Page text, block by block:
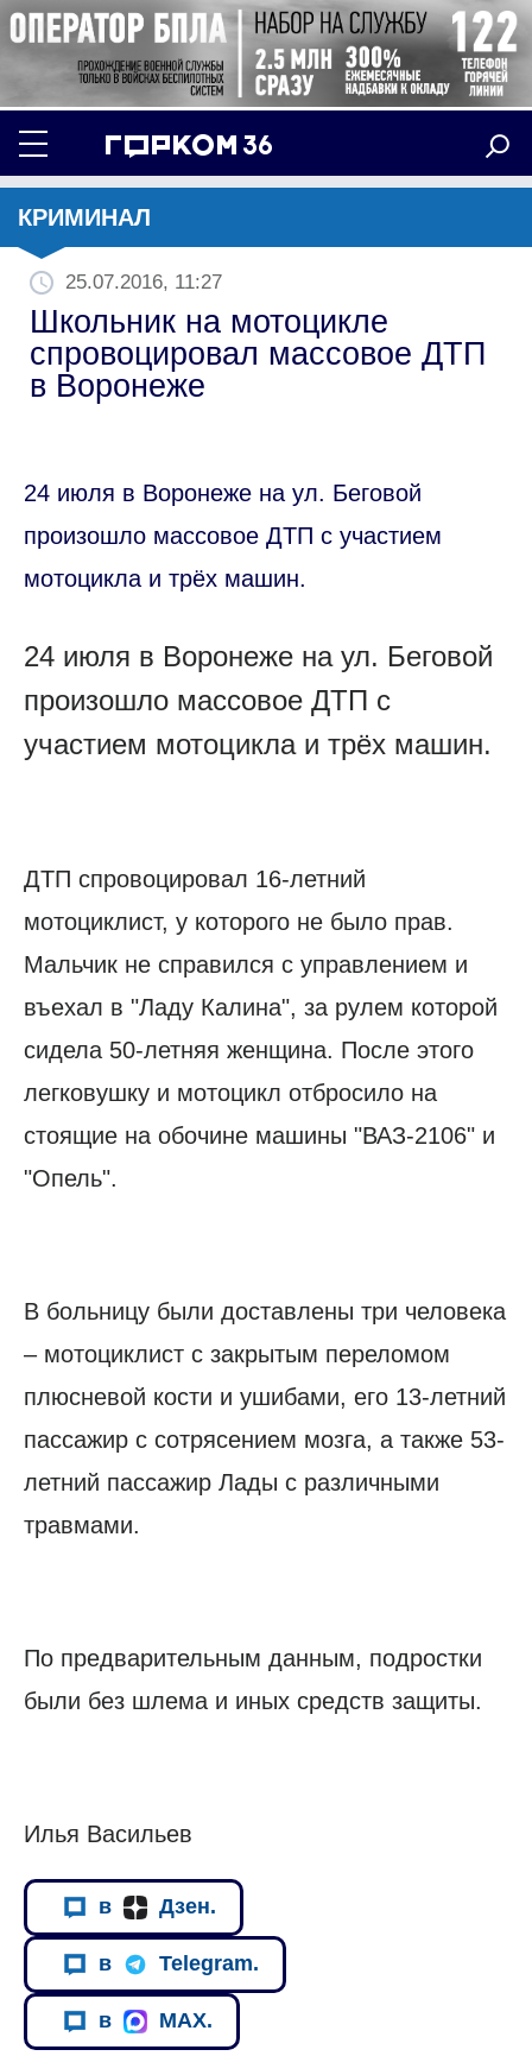
КРИМИНАЛ
25.07.2016, 11:27
Школьник на мотоцикле
спровоцировал массовое ДТП
в Воронеже
24 июля в Воронеже на ул. Беговой
произошло массовое ДТП с участием
мотоцикла и трёх машин.
24 июля в Воронеже на ул. Беговой
произошло массовое ДТП с
участием мотоцикла и трёх машин.
ДТП спровоцировал 16-летний
мотоциклист, у которого не было прав.
Мальчик не справился с управлением и
въехал в "Ладу Калина", за рулем которой
сидела 50-летняя женщина. После этого
легковушку и мотоцикл отбросило на
стоящие на обочине машины "ВАЗ-2106" и
"Опель".
В больницу были доставлены три человека
– мотоциклист с закрытым переломом
плюсневой кости и ушибами, его 13-летний
пассажир с сотрясением мозга, а также 53-
летний пассажир Лады с различными
травмами.
По предварительным данным, подростки
были без шлема и иных средств защиты.
Илья Васильев
в Дзен.
в Telegram.
в MAX.